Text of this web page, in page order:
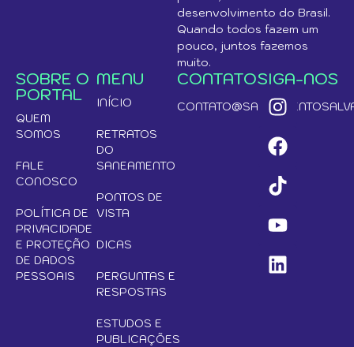
desenvolvimento do Brasil.
Quando todos fazem um
pouco, juntos fazemos
muito.
SOBRE O
PORTAL
QUEM
SOMOS
FALE
CONOSCO
POLÍTICA DE
PRIVACIDADE
E PROTEÇÃO
DE DADOS
PESSOAIS
MENU
INÍCIO
RETRATOS
DO
SANEAMENTO
PONTOS DE
VISTA
DICAS
PERGUNTAS E
RESPOSTAS
ESTUDOS E
PUBLICAÇÕES
CONTATOSIGA-NOS